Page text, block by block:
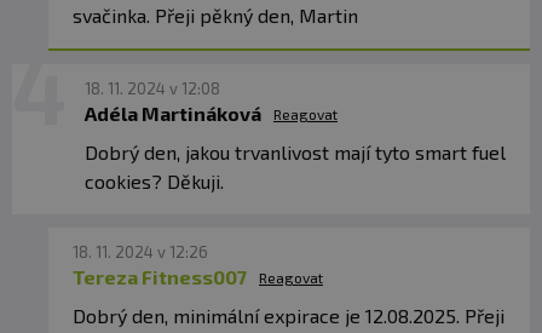
✅ Zdroj vlákniny
✅ Bez přidaného cukru
✅ Bez syntetických sladidel
✅ Bez umělých aromat
✅ Měkká a vláčná struktura
Doporučené dávkování:
Kdykoliv během dne pro
svačinka. Přeji pěkný den, Martin
18. 11. 2024 v 12:08
Adéla Martináková Reagovat
Dobrý den, jakou trvanlivost mají tyto smart fuel
cookies? Děkuji.
18. 11. 2024 v 12:26
Tereza Fitness007 Reagovat
Dobrý den, minimální expirace je 12.08.2025. Přeji